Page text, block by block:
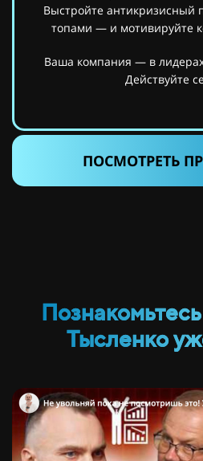
Выстройте антикризисный
топами — и мотивируйте
Ваша компания — в
Действуйте
ПОСМОТРЕТЬ
Тысленко